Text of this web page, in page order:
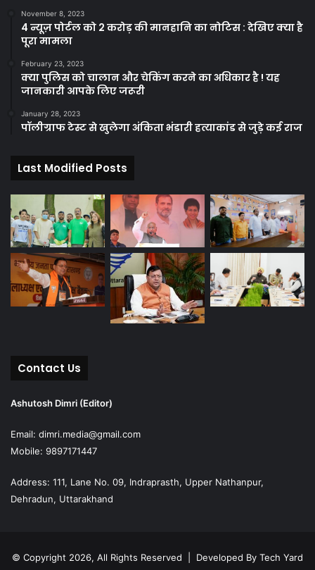
November 8, 2023
4 न्यूज़ पोर्टल को 2 करोड़ की मानहानि का नोटिस : देखिए क्या है
पूरा मामला
February 23, 2023
क्या पुलिस को चालान और चेकिंग करने का अधिकार है ! यह
जानकारी आपके लिए जरूरी
January 28, 2023
पॉलीग्राफ टेस्ट से खुलेगा अंकिता भंडारी हत्याकांड से जुड़े कई राज
Last Modified Posts
Contact Us
Ashutosh Dimri (Editor)
Email: dimri.media@gmail.com
Mobile: 9897171447
Address: 111, Lane No. 09, Indraprasth, Upper Nathanpur,
Dehradun, Uttarakhand
© Copyright 2026, All Rights Reserved | Developed By Tech Yard